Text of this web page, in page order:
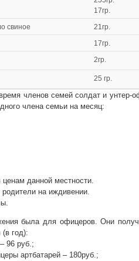
17гр.
свиное
21гр.
17гр.
2гр.
25 гр.
членов семей солдат и унтер-
члена семьи на месяц:
данной местности.
на иждивении.
была для офицеров. Они
год):
96 руб.;
артбатарей – 180руб.;